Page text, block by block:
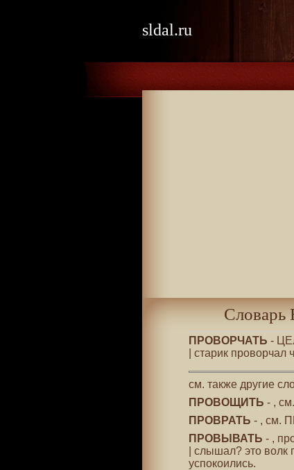
sldal.ru
Словарь
ПРОВОРЧАТЬ -
| старик проворчал
см. также другие
ПРОВОЩИТЬ - ,
ПРОВРАТЬ - , см.
ПРОВЫВАТЬ - ,
| слышал? это
успокоились.